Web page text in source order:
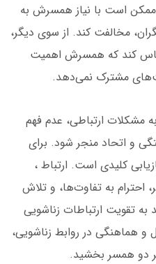
است با نیاز همسرش به
مخالفت کند. از سوی دیگر،
کند که همسرش اهمیت
مشترک نمی‌دهد.
مشکلات ارتباطی، عدم فهم
و اتحاد منجر شود. برای
کلیدی است. ارتباط ،
احترام به تفاوت‌ها، و تلاش
به تقویت ارتباطات زناشویی
هماهنگی در روابط زناشویی،
دو همسر بخشید.